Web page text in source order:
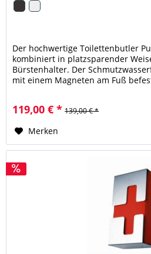
Der hochwertige Toilettenbutler
kombiniert in platzsparender
Bürstenhalter. Der
mit einem Magneten am Fuß
119,00 € * 139,00 € *
Merken